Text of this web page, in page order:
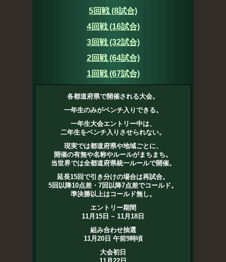
5回戦 (8試合)
4回戦 (16試合)
3回戦 (32試合)
2回戦 (64試合)
1回戦 (67試合)
各都道府県で開催される大会。
一年生のみがベンチ入りできる。
一年生大会エントリー中は、
二年生をベンチ入りさせられない。
現実では都道府県や地域ごとに、
開催の有無や名称やルールがまちまち。
当世界では全都道府県統一ルールで開催。
延長15回で引き分けの場合は再試合。
5回以降10点差・7回以降7点差でコールド。
準決勝以上はコールド無し。
エントリー期間
11月15日 ~ 11月18日
組み合わせ抽選
11月20日 午前9時頃
大会初日